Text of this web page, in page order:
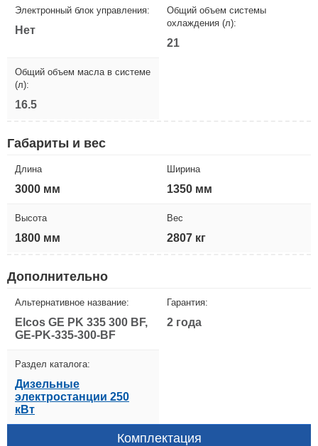
Электронный блок управления:
Нет
Общий объем системы
охлаждения (л):
21
Общий объем масла в системе
(л):
16.5
Габариты и вес
Длина
3000 мм
Ширина
1350 мм
Высота
1800 мм
Вес
2807 кг
Дополнительно
Альтернативное название:
Elcos GE PK 335 300 BF,
GE-PK-335-300-BF
Гарантия:
2 года
Раздел каталога:
Дизельные
электростанции 250
кВт
Комплектация